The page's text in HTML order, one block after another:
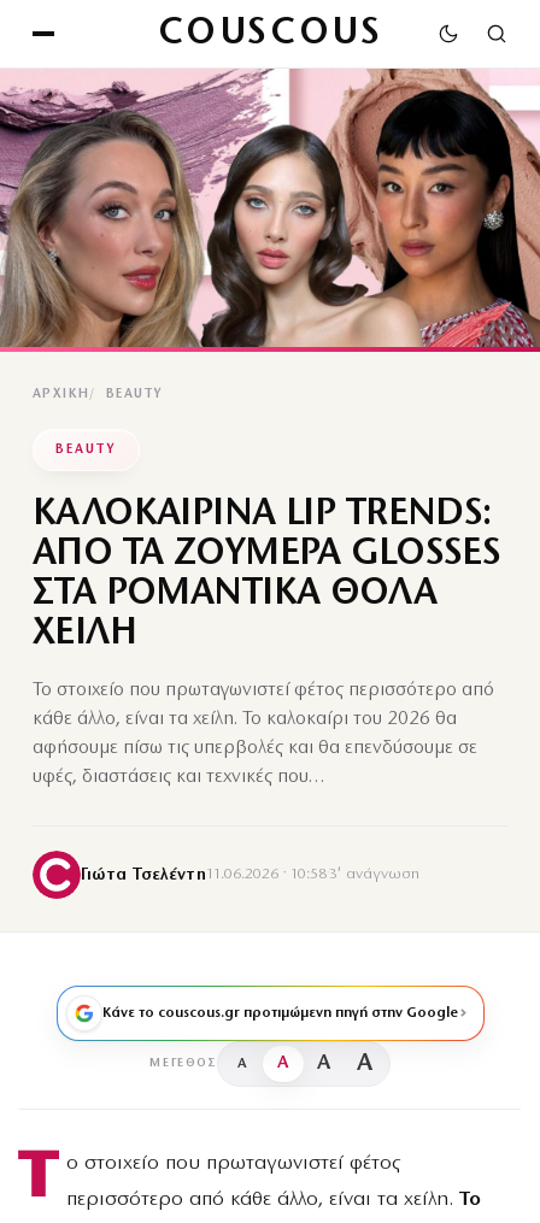
COUSCOUS
ΑΡΧΙΚΉ BEAUTY
BEAUTY
ΚΑΛΟΚΑΙΡΙΝΑ LIP TRENDS:
ΑΠΟ ΤΑ ΖΟΥΜΕΡΑ GLOSSES
ΣΤΑ ΡΟΜΑΝΤΙΚΑ ΘΟΛΑ
ΧΕΙΛΗ
Το στοιχείο που πρωταγωνιστεί φέτος περισσότερο από
κάθε άλλο, είναι τα χείλη. Το καλοκαίρι του 2026 θα
αφήσουμε πίσω τις υπερβολές και θα επενδύσουμε σε
υφές, διαστάσεις και τεχνικές που…
Γιώτα Τσελέντη11.06.2026 · 10:58·3′ ανάγνωση
Κάνε το couscous.gr προτιμώμενη πηγή στην Google
ΜΈΓΕΘΟΣ A A A A
Τ ο στοιχείο που πρωταγωνιστεί φέτος
περισσότερο από κάθε άλλο, είναι τα χείλη. Το